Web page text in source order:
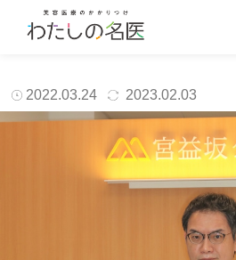
2022.03.24 2023.02.03